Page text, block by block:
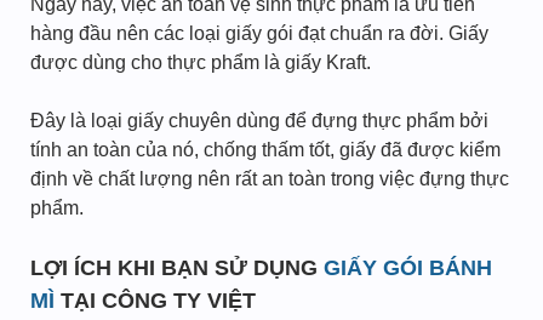
Ngày nay, việc an toàn vệ sinh thực phẩm là ưu tiên
hàng đầu nên các loại giấy gói đạt chuẩn ra đời. Giấy
được dùng cho thực phẩm là giấy Kraft.
Đây là loại giấy chuyên dùng để đựng thực phẩm bởi
tính an toàn của nó, chống thấm tốt, giấy đã được kiểm
định về chất lượng nên rất an toàn trong việc đựng thực
phẩm.
LỢI ÍCH KHI BẠN SỬ DỤNG GIẤY GÓI BÁNH
MÌ TẠI CÔNG TY VIỆT